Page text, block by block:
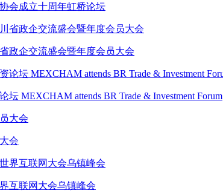
会成立十周年虹桥论坛
政企交流盛会暨年度会员大会
MEXCHAM attends BR Trade & Investment Forum
会
互联网大会乌镇峰会